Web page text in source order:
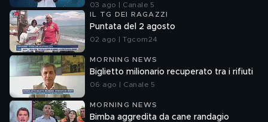
03 ago | Canale 5
IL TG DEI RAGAZZI
Puntata del 2 agosto
02 ago | Tgcom24
MORNING NEWS
Biglietto milionario recuperato tra i rifiuti
06 ago | Canale 5
MORNING NEWS
Bimba aggredita da cane randagio